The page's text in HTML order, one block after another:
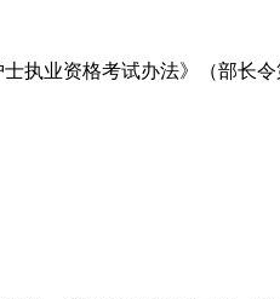
执业资格考试办法》（部长